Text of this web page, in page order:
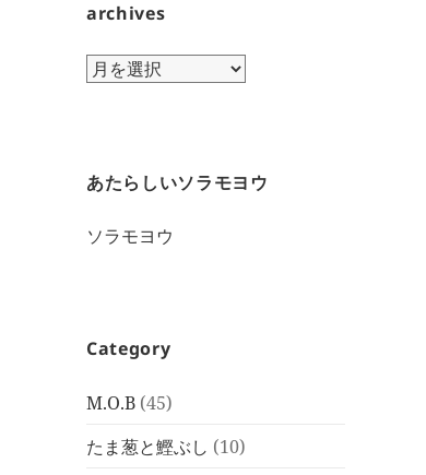
archives
archives
あたらしいソラモヨウ
ソラモヨウ
Category
M.O.B (45)
たま葱と鰹ぶし (10)